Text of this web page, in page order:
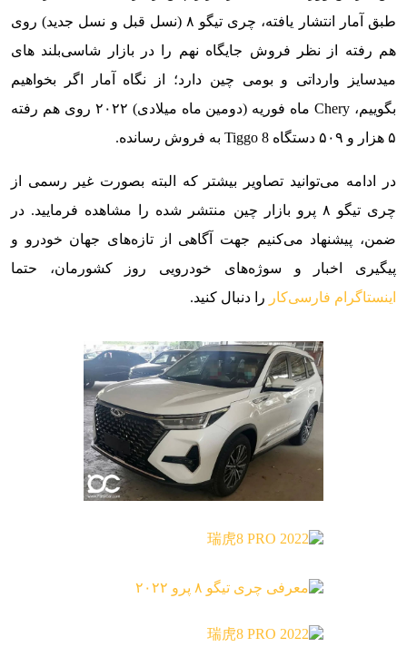
طبق آمار انتشار یافته، چری تیگو ۸ (نسل قبل و نسل جدید) روی
هم رفته از نظر فروش جایگاه نهم را در بازار شاسی‌بلند های
میدسایز وارداتی و بومی چین دارد؛ از نگاه آمار اگر بخواهیم
بگوییم، Chery ماه فوریه (دومین ماه میلادی) ۲۰۲۲ روی هم رفته
۵ هزار و ۵۰۹ دستگاه Tiggo 8 به فروش رسانده.
در ادامه می‌توانید تصاویر بیشتر که البته بصورت غیر رسمی از
چری تیگو ۸ پرو بازار چین منتشر شده را مشاهده فرمایید. در
ضمن، پیشنهاد می‌کنیم جهت آگاهی از تازه‌های جهان خودرو و
پیگیری اخبار و سوژه‌های خودرویی روز کشورمان، حتما
اینستاگرام فارسی‌کار را دنبال کنید.